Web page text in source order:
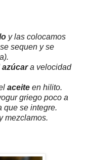
y las colocamos
sequen y se
azúcara velocidad
aceite en hilito.
griego poco a
que se integre.
y mezclamos.